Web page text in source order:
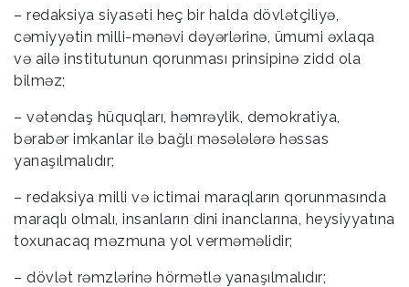
– redaksiya siyasəti heç bir halda dövlətçiliyə,
cəmiyyətin milli-mənəvi dəyərlərinə, ümumi əxlaqa
və ailə institutunun qorunması prinsipinə zidd ola
bilməz;
– vətəndaş hüquqları, həmrəylik, demokratiya,
bərabər imkanlar ilə bağlı məsələlərə həssas
yanaşılmalıdır;
– redaksiya milli və ictimai maraqların qorunmasında
maraqlı olmalı, insanların dini inanclarına, heysiyyatına
toxunacaq məzmuna yol verməməlidir;
– dövlət rəmzlərinə hörmətlə yanaşılmalıdır;